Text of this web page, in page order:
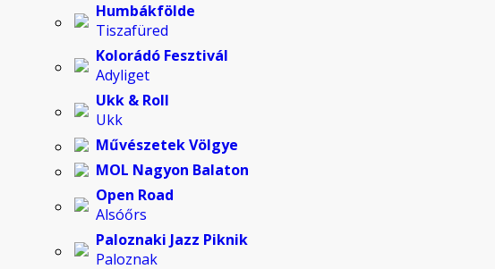
Humbákfölde
Tiszafüred
Kolorádó Fesztivál
Adyliget
Ukk & Roll
Ukk
Művészetek Völgye
MOL Nagyon Balaton
Open Road
Alsóőrs
Paloznaki Jazz Piknik
Paloznak